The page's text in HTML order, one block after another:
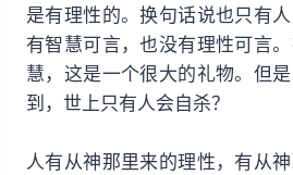
是有理性的。换句话说也只有
有智慧可言，也没有理性可言
慧，这是一个很大的礼物。但
到，世上只有人会自杀？
人有从神那里来的理性，有从